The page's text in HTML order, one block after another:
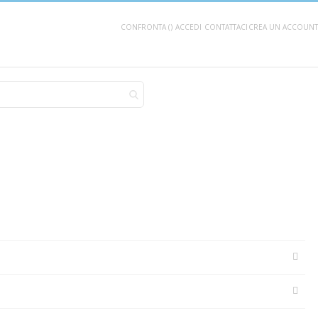
CONFRONTA () ACCEDI CONTATTACI CREA UN ACCOUNT